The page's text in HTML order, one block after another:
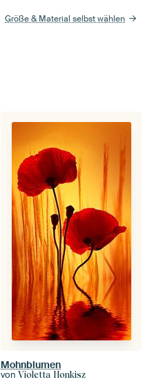
Größe & Material selbst wählen
Mohnblumen
von Violetta Honkisz